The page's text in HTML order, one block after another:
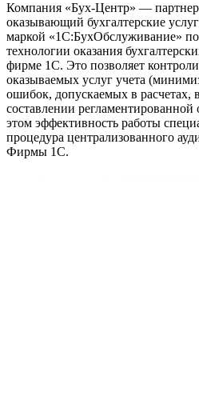
Компания «Бух-Центр» —
оказывающий бухгалтерские
маркой «1С:БухОбслуживание»
технологии оказания
фирме 1С. Это позволяет
оказываемых услуг учета
ошибок, допускаемых в расчетах,
составлении
этом эффективность работы
процедура централизованного
Фирмы 1С.